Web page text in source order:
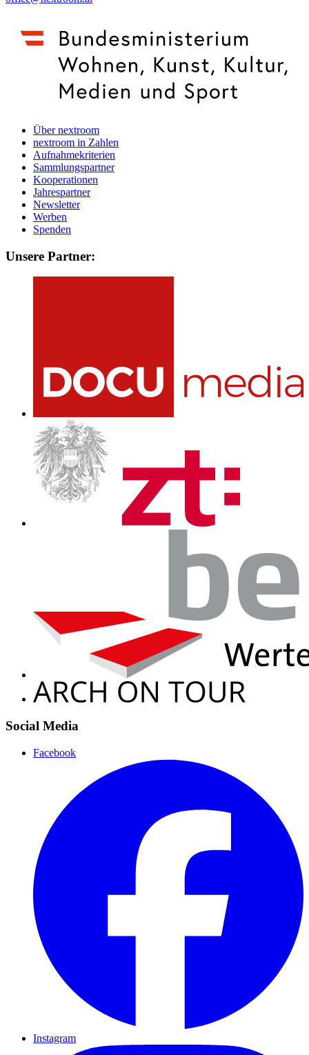
Über nextroom
nextroom in Zahlen
Aufnahmekriterien
Sammlungspartner
Kooperationen
Jahrespartner
Newsletter
Werben
Spenden
Unsere Partner:
Social Media
Facebook
Instagram